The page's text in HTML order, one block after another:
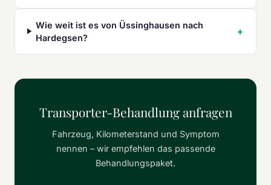
Wie weit ist es von Üssinghausen nach
Hardegsen?
Transporter-Behandlung anfragen
Fahrzeug, Kilometerstand und Symptom
nennen – wir empfehlen das passende
Behandlungspaket.